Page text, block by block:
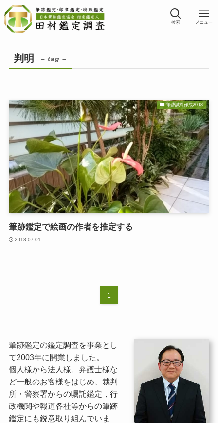
検索 メニュー
判明 – tag –
筆跡試料作成2018
筆跡鑑定で絵画の作者を推定する
2018-07-01
1
筆跡鑑定の鑑定調査を事業とし
て2003年に開業しました。
個人様から法人様、弁護士様な
ど一般のお客様をはじめ、裁判
所・警察署からの嘱託鑑定，行
政機関や報道各社等からの筆跡
鑑定にも鋭意取り組んでいま